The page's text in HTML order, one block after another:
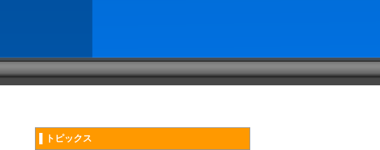
▌トピックス